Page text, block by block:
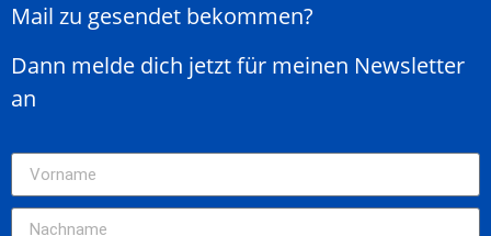
Mail zu gesendet bekommen?
Dann melde dich jetzt für meinen Newsletter
an